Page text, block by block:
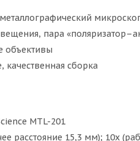
пара
объективы
качественная сборка
MTL-201
расстояние 15,3 мм); 10x